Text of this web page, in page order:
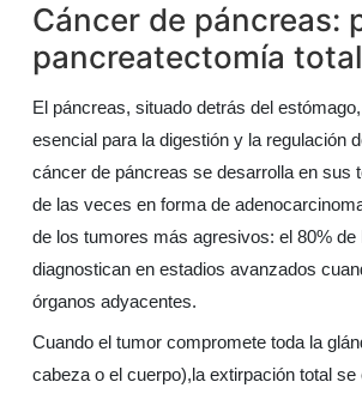
Cáncer de páncreas:
pancreatectomía total
El páncreas, situado detrás del
esencial para la digestión y la regulación
cáncer de páncreas se desarrolla en sus
de las veces en forma de
de los tumores más agresivos: el 80%
diagnostican en estadios avanzados
órganos adyacentes.
Cuando el tumor compromete toda la
cabeza o el cuerpo),la extirpación total se